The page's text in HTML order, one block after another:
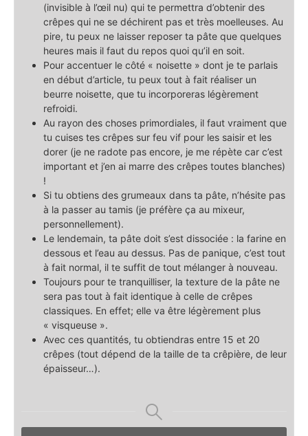
(invisible à l’œil nu) qui te permettra d’obtenir des
crêpes qui ne se déchirent pas et très moelleuses. Au
pire, tu peux ne laisser reposer ta pâte que quelques
heures mais il faut du repos quoi qu’il en soit.
Pour accentuer le côté « noisette » dont je te parlais
en début d’article, tu peux tout à fait réaliser un
beurre noisette, que tu incorporeras légèrement
refroidi.
Au rayon des choses primordiales, il faut vraiment que
tu cuises tes crêpes sur feu vif pour les saisir et les
dorer (je ne radote pas encore, je me répète car c’est
important et j’en ai marre des crêpes toutes blanches)
!
Si tu obtiens des grumeaux dans ta pâte, n’hésite pas
à la passer au tamis (je préfère ça au mixeur,
personnellement).
Le lendemain, ta pâte doit s’est dissociée : la farine en
dessous et l’eau au dessus. Pas de panique, c’est tout
à fait normal, il te suffit de tout mélanger à nouveau.
Toujours pour te tranquilliser, la texture de la pâte ne
sera pas tout à fait identique à celle de crêpes
classiques. En effet; elle va être légèrement plus
« visqueuse ».
Avec ces quantités, tu obtiendras entre 15 et 20
crêpes (tout dépend de la taille de ta crêpière, de leur
épaisseur…).